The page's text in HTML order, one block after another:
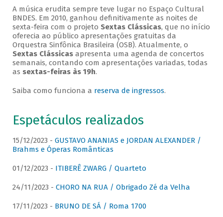
A música erudita sempre teve lugar no Espaço Cultural
BNDES. Em 2010, ganhou definitivamente as noites de
sexta-feira com o projeto Sextas Clássicas, que no início
oferecia ao público apresentações gratuitas da
Orquestra Sinfônica Brasileira (OSB). Atualmente, o
Sextas Clássicasapresenta uma agenda de concertos
semanais, contando com apresentações variadas, todas
as sextas-feiras às 19h.
Saiba como funciona a reserva de ingressos.
Espetáculos realizados
15/12/2023 - GUSTAVO ANANIAS e JORDAN ALEXANDER /
Brahms e Óperas Românticas
01/12/2023 - ITIBERÊ ZWARG / Quarteto
24/11/2023 - CHORO NA RUA / Obrigado Zé da Velha
17/11/2023 - BRUNO DE SÁ / Roma 1700